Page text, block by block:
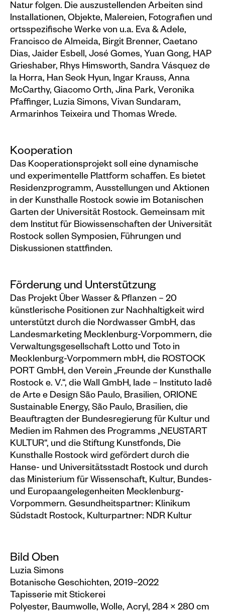
Natur folgen. Die auszustellenden Arbeiten sind
Installationen, Objekte, Malereien, Fotografien und
ortsspezifische Werke von u.a. Eva & Adele,
Francisco de Almeida, Birgit Brenner, Caetano
Dias, Jaider Esbell, José Gomes, Yuan Gong, HAP
Grieshaber, Rhys Himsworth, Sandra Vásquez de
la Horra, Han Seok Hyun, Ingar Krauss, Anna
McCarthy, Giacomo Orth, Jina Park, Veronika
Pfaffinger, Luzia Simons, Vivan Sundaram,
Armarinhos Teixeira und Thomas Wrede.
Kooperation
Das Kooperationsprojekt soll eine dynamische
und experimentelle Plattform schaffen. Es bietet
Residenzprogramm, Ausstellungen und Aktionen
in der Kunsthalle Rostock sowie im Botanischen
Garten der Universität Rostock. Gemeinsam mit
dem Institut für Biowissenschaften der Universität
Rostock sollen Symposien, Führungen und
Diskussionen stattfinden.
Förderung und Unterstützung
Das Projekt Über Wasser & Pflanzen – 20
künstlerische Positionen zur Nachhaltigkeit wird
unterstützt durch die Nordwasser GmbH, das
Landesmarketing Mecklenburg-Vorpommern, die
Verwaltungsgesellschaft Lotto und Toto in
Mecklenburg-Vorpommern mbH, die ROSTOCK
PORT GmbH, den Verein „Freunde der Kunsthalle
Rostock e. V.“, die Wall GmbH, Iade – Instituto Iadê
de Arte e Design São Paulo, Brasilien, ORIONE
Sustainable Energy, São Paulo, Brasilien, die
Beauftragten der Bundesregierung für Kultur und
Medien im Rahmen des Programms „NEUSTART
KULTUR“, und die Stiftung Kunstfonds, Die
Kunsthalle Rostock wird gefördert durch die
Hanse- und Universitätsstadt Rostock und durch
das Ministerium für Wissenschaft, Kultur, Bundes-
und Europaangelegenheiten Mecklenburg-
Vorpommern. Gesundheitspartner: Klinikum
Südstadt Rostock, Kulturpartner: NDR Kultur
Bild Oben
Luzia Simons
Botanische Geschichten, 2019–2022
Tapisserie mit Stickerei
Polyester, Baumwolle, Wolle, Acryl, 284 × 280 cm